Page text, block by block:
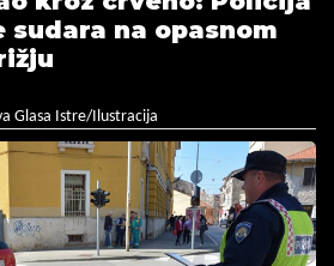
na opasnom
Glasa Istre/Ilustracija